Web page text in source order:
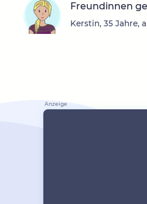
Freundinnen
Kerstin, 35 Jahre,